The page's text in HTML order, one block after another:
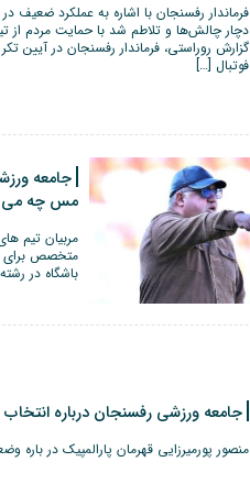
فرماندار رفسنجان با اشاره به عملکرد
دچار چالش‌ها و تلاطم شد با حمایت مردم از
گزارش روراستی، فرماندار رفسنجان در
فوتبال […]
جامعه
مس چه می
مربیان تیم
متخصص برای
باشگاه در
جامعه ورزشی رفسنجان درباره
منصور پورمیرزایی قهرمان پارالمپیک در باره